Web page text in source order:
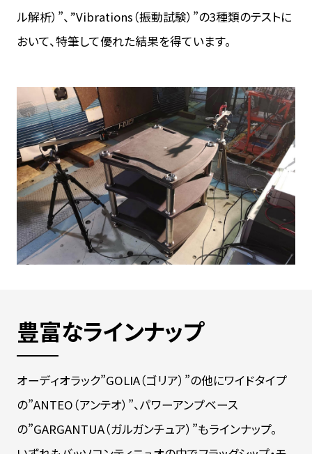
ル解析）”、”Vibrations（振動試験）”の3種類のテストに
おいて、特筆して優れた結果を得ています。
豊富なラインナップ
オーディオラック”GOLIA（ゴリア）”の他にワイドタイプ
の”ANTEO（アンテオ）”、パワーアンプベース
の”GARGANTUA（ガルガンチュア）”もラインナップ。